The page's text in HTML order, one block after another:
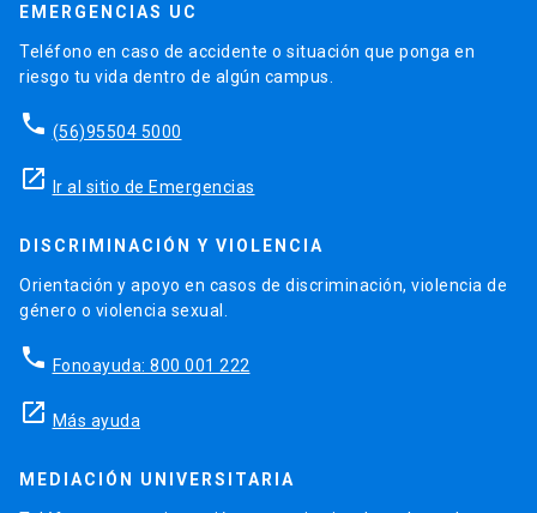
EMERGENCIAS UC
Teléfono en caso de accidente o situación que ponga en
riesgo tu vida dentro de algún campus.
phone (56)95504 5000
launch Ir al sitio de Emergencias
DISCRIMINACIÓN Y VIOLENCIA
Orientación y apoyo en casos de discriminación, violencia de
género o violencia sexual.
phone Fonoayuda: 800 001 222
launch Más ayuda
MEDIACIÓN UNIVERSITARIA